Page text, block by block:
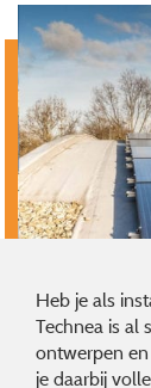
Heb je als
Technea is al
ontwerpen
je daarbij